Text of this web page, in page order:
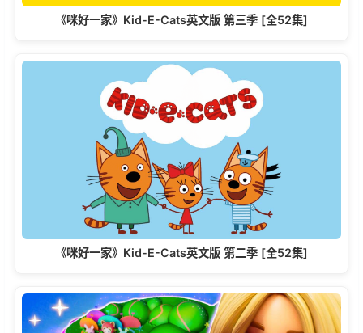
《咪好一家》Kid-E-Cats英文版‎ 第三季 [全52集]
《咪好一家》Kid-E-Cats英文版‎ 第二季 [全52集]